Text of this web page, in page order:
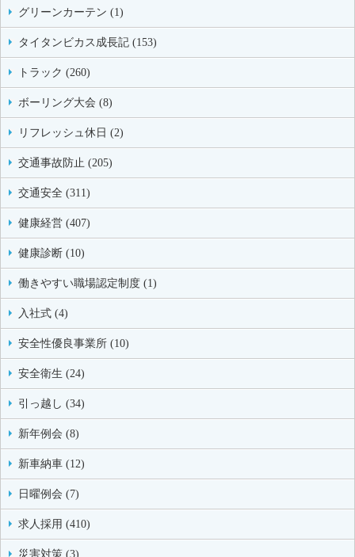
グリーンカーテン (1)
タイタンビカス成長記 (153)
トラック (260)
ボーリング大会 (8)
リフレッシュ休日 (2)
交通事故防止 (205)
交通安全 (311)
健康経営 (407)
健康診断 (10)
働きやすい職場認定制度 (1)
入社式 (4)
安全性優良事業所 (10)
安全衛生 (24)
引っ越し (34)
新年例会 (8)
新車納車 (12)
日曜例会 (7)
求人採用 (410)
災害対策 (3)